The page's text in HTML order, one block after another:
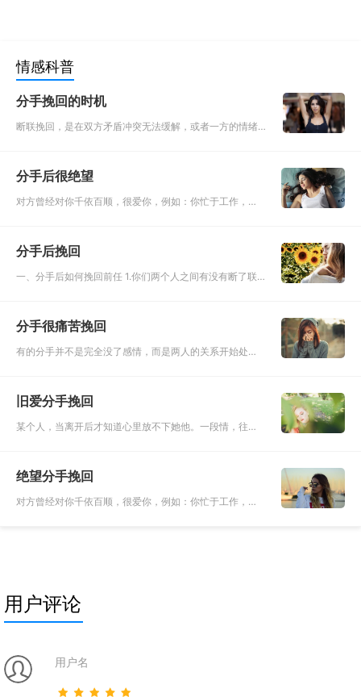
情感科普
分手挽回的时机
断联挽回，是在双方矛盾冲突无法缓解，或者一方的情绪
还能够相处，还能够
分手后很绝望
对方曾经对你千依百顺，很爱你，例如：你忙于工作，她
这样，往往会导致对
分手后挽回
一、分手后如何挽回前任 1.你们两个人之间有没有断了联
难过的，如果你们两
分手很痛苦挽回
有的分手并不是完全没了感情，而是两人的关系开始处于
发，于是选择了分手
旧爱分手挽回
某个人，当离开后才知道心里放不下她他。一段情，往往
难过。茫然找寻，却
绝望分手挽回
对方曾经对你千依百顺，很爱你，例如：你忙于工作，她
用户评论
用户名